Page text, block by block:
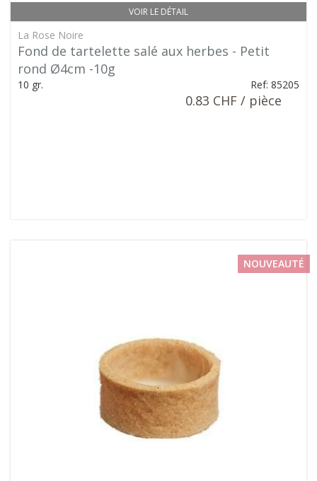
VOIR LE DÉTAIL
La Rose Noire
Fond de tartelette salé aux herbes - Petit
rond Ø4cm -10g
10 gr. Ref: 85205
0.83 CHF / pièce
NOUVEAUTÉ